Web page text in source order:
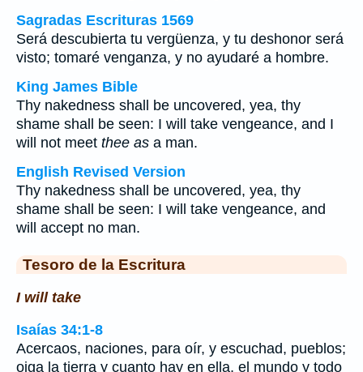
Sagradas Escrituras 1569
Será descubierta tu vergüenza, y tu deshonor será
visto; tomaré venganza, y no ayudaré a hombre.
King James Bible
Thy nakedness shall be uncovered, yea, thy
shame shall be seen: I will take vengeance, and I
will not meet thee as a man.
English Revised Version
Thy nakedness shall be uncovered, yea, thy
shame shall be seen: I will take vengeance, and
will accept no man.
Tesoro de la Escritura
I will take
Isaías 34:1-8
Acercaos, naciones, para oír, y escuchad, pueblos;
oiga la tierra y cuanto hay en ella, el mundo y todo